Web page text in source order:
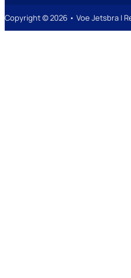
Copyright © 2026 • Voe Jetsbra |